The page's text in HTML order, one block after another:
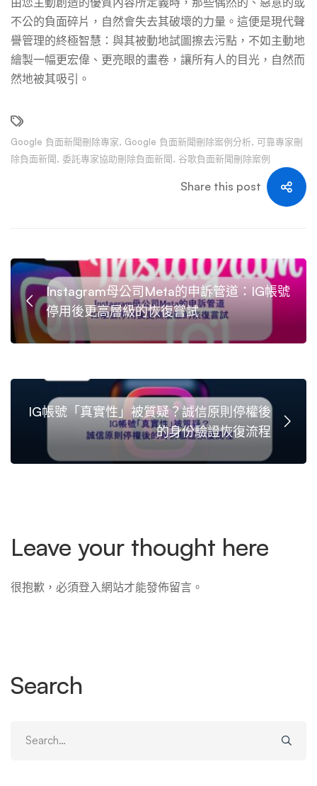
不公的負面碎片，自然會失去其破壞的力量。這便是現代聲
譽管理的終極智慧：與其被動地試圖擦去污點，不如主動地
繪製一幅更宏偉、更亮眼的畫卷，讓所有人的目光，自然而
然地被其吸引。
Google 負面新聞刪除專家, Google 負面新聞刪除案例分析, 可靠專家刪
除負面新聞, 委託專家協助刪除負面新聞, 谷歌負面新聞刪除案例
Share this post
Instagram母公司Meta的申訴管道：IG帳號
停用後更高層級的恢復嘗試
IG帳號「真實性」被質疑？誠信原則停權後
的身份驗證恢復流程
Leave your thought here
很抱歉，必須登入網站才能發佈留言。
Search
for: